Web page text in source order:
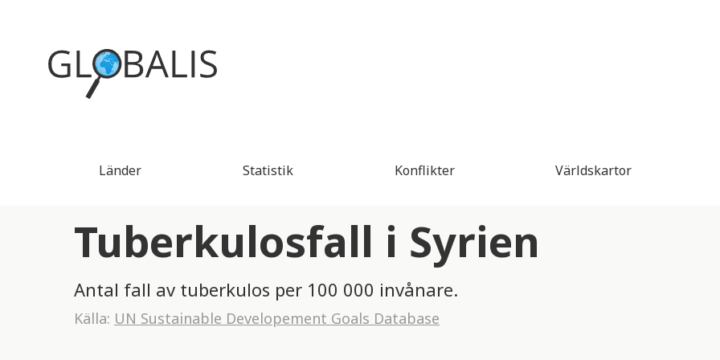
Länder Statistik Konflikter Världskartor
Tuberkulosfall i Syrien
Antal fall av tuberkulos per 100 000 invånare.
Källa: UN Sustainable Developement Goals Database